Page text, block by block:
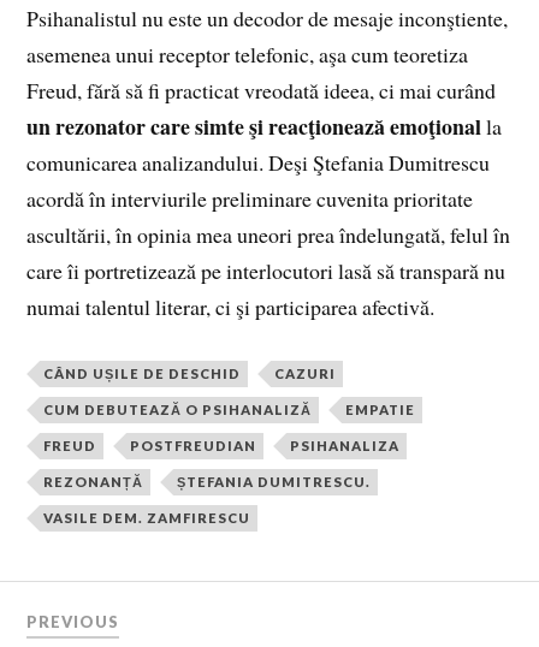
Psihanalistul nu este un decodor de mesaje inconştiente,
asemenea unui receptor telefonic, aşa cum teoretiza
Freud, fără să fi practicat vreodată ideea, ci mai curând
un rezonator care simte şi reacţionează emoţionalla
comunicarea analizandului. Deşi Ştefania Dumitrescu
acordă în interviurile preliminare cuvenita prioritate
ascultării, în opinia mea uneori prea îndelungată, felul în
care îi portretizează pe interlocutori lasă să transpară nu
numai talentul literar, ci şi participarea afectivă.
CÂND UȘILE DE DESCHID CAZURI
CUM DEBUTEAZĂ O PSIHANALIZĂ EMPATIE
FREUD POSTFREUDIAN PSIHANALIZA
REZONANȚĂ ȘTEFANIA DUMITRESCU.
VASILE DEM. ZAMFIRESCU
PREVIOUS